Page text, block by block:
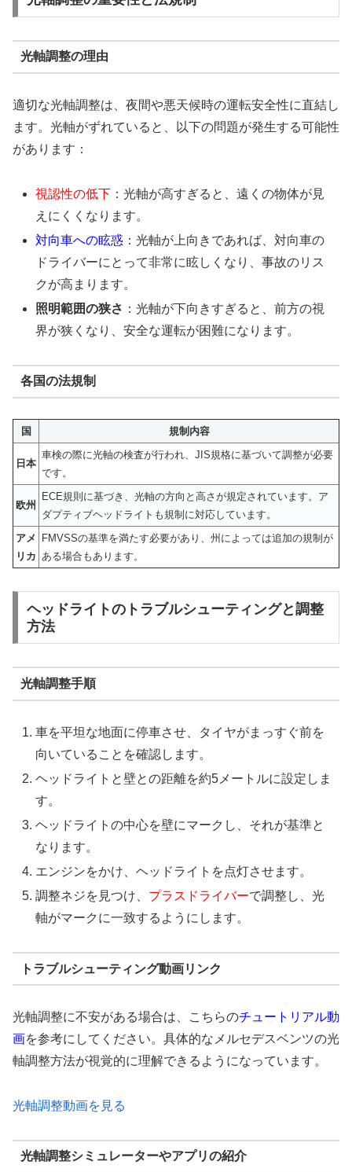
光軸調整の理由
適切な光軸調整は、夜間や悪天候時の運転安全性に直結し
ます。光軸がずれていると、以下の問題が発生する可能性
があります：
視認性の低下 ：光軸が高すぎると、遠くの物体が見
えにくくなります。
対向車への眩惑 ：光軸が上向きであれば、対向車の
ドライバーにとって非常に眩しくなり、事故のリス
クが高まります。
照明範囲の狭さ ：光軸が下向きすぎると、前方の視
界が狭くなり、安全な運転が困難になります。
各国の法規制
国 規制内容
日本
車検の際に光軸の検査が行われ、JIS規格に基づいて調整が必要
です。
欧州
ECE規則に基づき、光軸の方向と高さが規定されています。ア
ダプティブヘッドライトも規制に対応しています。
アメ
リカ
FMVSSの基準を満たす必要があり、州によっては追加の規制が
ある場合もあります。
ヘッドライトのトラブルシューティングと調整
方法
光軸調整手順
車を平坦な地面に停車させ、タイヤがまっすぐ前を
向いていることを確認します。
ヘッドライトと壁との距離を約5メートルに設定しま
す。
ヘッドライトの中心を壁にマークし、それが基準と
なります。
エンジンをかけ、ヘッドライトを点灯させます。
調整ネジを見つけ、 プラスドライバーで調整し、光
軸がマークに一致するようにします。
トラブルシューティング動画リンク
光軸調整に不安がある場合は、こちらのチュートリアル動
画を参考にしてください。具体的なメルセデスベンツの光
軸調整方法が視覚的に理解できるようになっています。
光軸調整動画を見る
光軸調整シミュレーターやアプリの紹介